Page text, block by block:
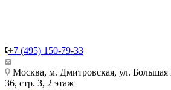
+7 (495) 150-79-33
Москва, м. Дмитровская, ул. Большая
36, стр. 3, 2 этаж